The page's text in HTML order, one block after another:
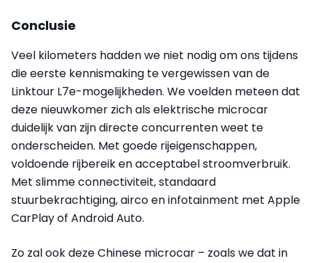
Conclusie
Veel kilometers hadden we niet nodig om ons tijdens
die eerste kennismaking te vergewissen van de
Linktour L7e-mogelijkheden. We voelden meteen dat
deze nieuwkomer zich als elektrische microcar
duidelijk van zijn directe concurrenten weet te
onderscheiden. Met goede rijeigenschappen,
voldoende rijbereik en acceptabel stroomverbruik.
Met slimme connectiviteit, standaard
stuurbekrachtiging, airco en infotainment met Apple
CarPlay of Android Auto.
Zo zal ook deze Chinese microcar – zoals we dat in